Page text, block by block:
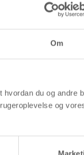
Om
du og andre
og
Overflade
Matforniklet